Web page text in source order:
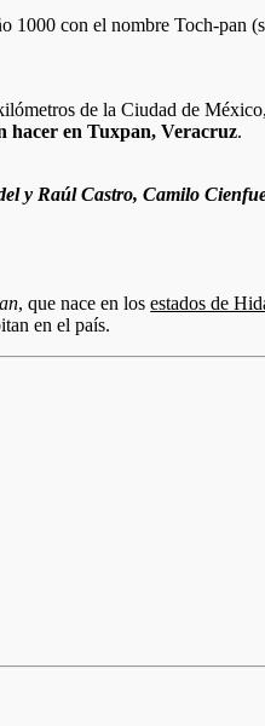
1000 con el nombre Toch-
de la Ciudad de
hacer en Tuxpan, Veracruz.
y Raúl Castro, Camilo
, que nace en losestados de
en el país.